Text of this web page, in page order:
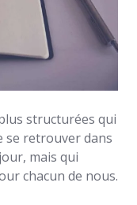
structurées qui
se retrouver dans
mais qui
chacun de nous.